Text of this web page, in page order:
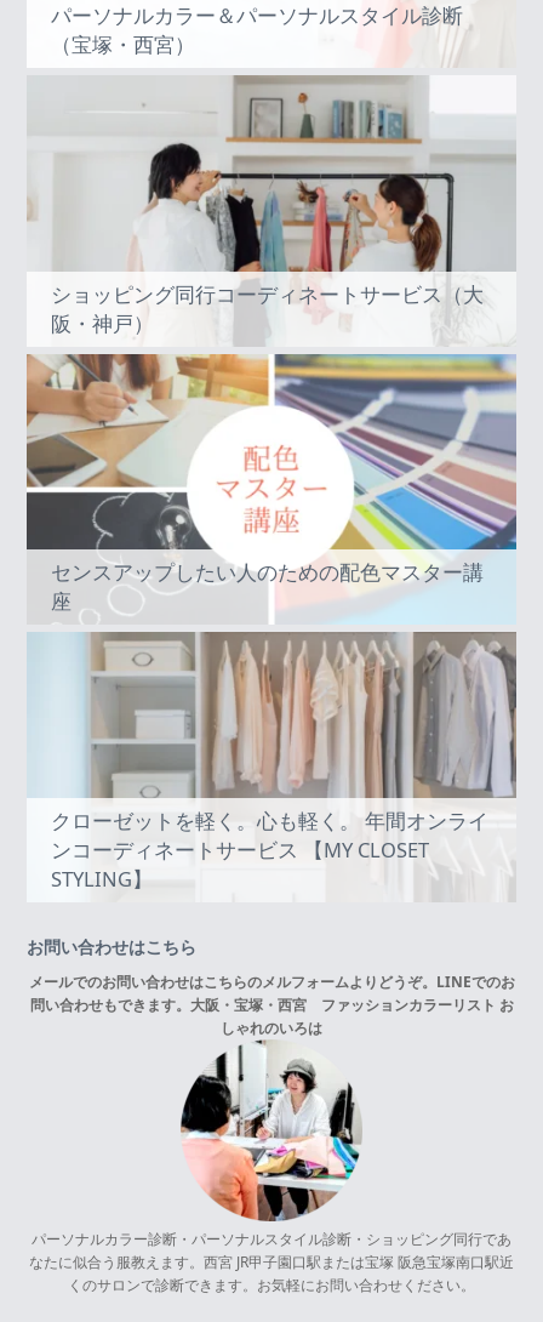
パーソナルカラー＆パーソナルスタイル診断
（宝塚・西宮）
ショッピング同行コーディネートサービス（大
阪・神戸）
センスアップしたい人のための配色マスター講
座
クローゼットを軽く。心も軽く。 年間オンライ
ンコーディネートサービス 【MY CLOSET
STYLING】
お問い合わせはこちら
メールでのお問い合わせはこちらのメルフォームよりどうぞ。LINEでのお
問い合わせもできます。 大阪・宝塚・西宮 ファッションカラーリスト お
しゃれのいろは
パーソナルカラー診断・パーソナルスタイル診断・ショッピング同行であ
なたに似合う服教えます。西宮 JR甲子園口駅または宝塚 阪急宝塚南口駅近
くのサロンで診断できます。お気軽にお問い合わせください。